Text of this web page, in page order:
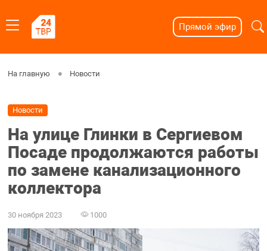
Прямой эфир
На главную Новости
Новости
На улице Глинки в Сергиевом
Посаде продолжаются работы
по замене канализационного
коллектора
30 ноября 2023 1000